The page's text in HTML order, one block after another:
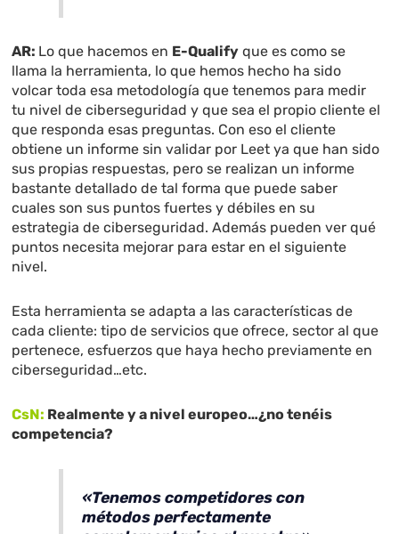
AR: Lo que hacemos en E-Qualify que es como se
llama la herramienta, lo que hemos hecho ha sido
volcar toda esa metodología que tenemos para medir
tu nivel de ciberseguridad y que sea el propio cliente el
que responda esas preguntas. Con eso el cliente
obtiene un informe sin validar por Leet ya que han sido
sus propias respuestas, pero se realizan un informe
bastante detallado de tal forma que puede saber
cuales son sus puntos fuertes y débiles en su
estrategia de ciberseguridad. Además pueden ver qué
puntos necesita mejorar para estar en el siguiente
nivel.
Esta herramienta se adapta a las características de
cada cliente: tipo de servicios que ofrece, sector al que
pertenece, esfuerzos que haya hecho previamente en
ciberseguridad…etc.
CsN: Realmente y a nivel europeo…¿no tenéis
competencia?
«Tenemos competidores con
métodos perfectamente